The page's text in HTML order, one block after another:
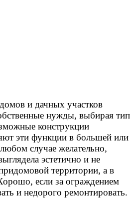
и дачных участков
нужды, выбирая тип
конструкции
эти функции в большей или
случае желательно,
эстетично и не
территории, а в
если за ограждением
и недорого ремонтировать.